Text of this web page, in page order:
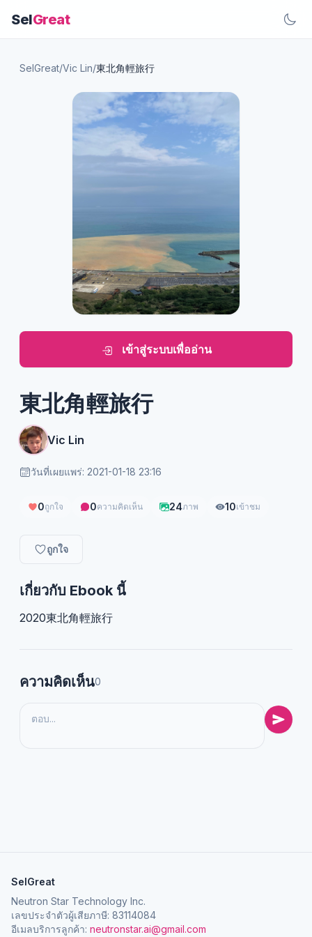
SelGreat
SelGreat/Vic Lin/東北角輕旅行
เข้าสู่ระบบเพื่ออ่าน
東北角輕旅行
Vic Lin
วันที่เผยแพร่: 2021-01-18 23:16
0ถูกใจ 0ความคิดเห็น 24ภาพ 10เข้าชม
ถูกใจ
เกี่ยวกับ Ebook นี้
2020東北角輕旅行
ความคิดเห็น0
SelGreat
Neutron Star Technology Inc.
เลขประจำตัวผู้เสียภาษี: 83114084
อีเมลบริการลูกค้า: neutronstar.ai@gmail.com